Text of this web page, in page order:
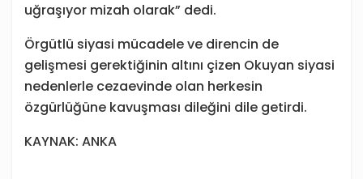
uğraşıyor mizah olarak” dedi.
Örgütlü siyasi mücadele ve direncin de
gelişmesi gerektiğinin altını çizen Okuyan siyasi
nedenlerle cezaevinde olan herkesin
özgürlüğüne kavuşması dileğini dile getirdi.
KAYNAK: ANKA